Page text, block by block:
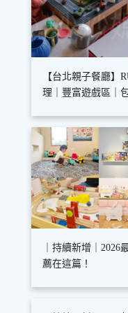
【台北親子餐廳】
理｜豐富遊戲區｜
｜持續新增｜2026
薦在這篇！